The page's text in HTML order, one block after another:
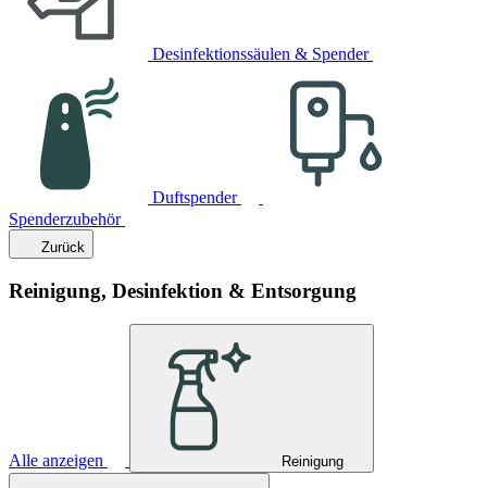
Desinfektionssäulen & Spender
Duftspender
Spenderzubehör
Zurück
Reinigung, Desinfektion & Entsorgung
Alle anzeigen Reinigung